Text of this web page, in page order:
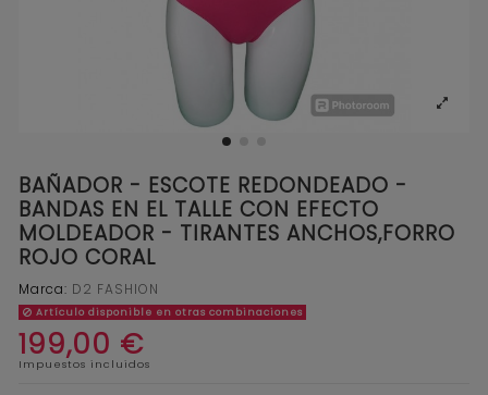
BAÑADOR - ESCOTE REDONDEADO -
BANDAS EN EL TALLE CON EFECTO
MOLDEADOR - TIRANTES ANCHOS,FORRO
ROJO CORAL
Marca: D2 FASHION
Artículo disponible en otras combinaciones
199,00 €
Impuestos incluidos